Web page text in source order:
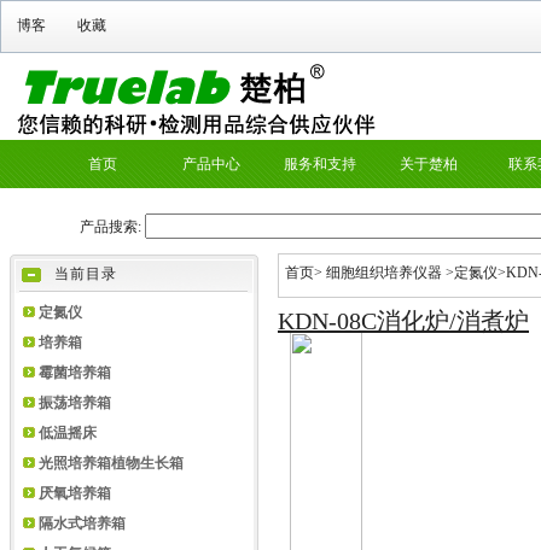
当前目录
定氮仪
培养箱
霉菌培养箱
振荡培养箱
低温摇床
光照培养箱植物生长箱
厌氧培养箱
隔水式培养箱
首页> 细胞组织培养仪器 >定氮仪
KDN-08C消化炉/消煮炉